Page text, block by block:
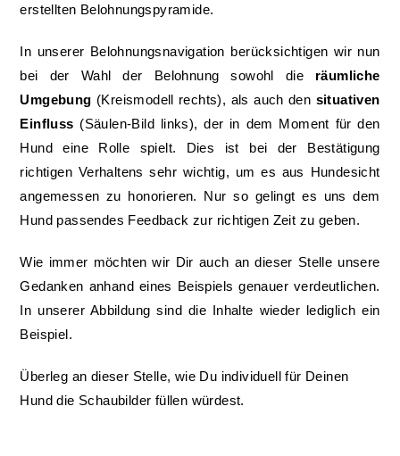
erstellten Belohnungspyramide.
In unserer Belohnungsnavigation berücksichtigen wir nun
bei der Wahl der Belohnung sowohl die räumliche
Umgebung (Kreismodell rechts), als auch den situativen
Einfluss (Säulen-Bild links), der in dem Moment für den
Hund eine Rolle spielt. Dies ist bei der Bestätigung
richtigen Verhaltens sehr wichtig, um es aus Hundesicht
angemessen zu honorieren. Nur so gelingt es uns dem
Hund passendes Feedback zur richtigen Zeit zu geben.
Wie immer möchten wir Dir auch an dieser Stelle unsere
Gedanken anhand eines Beispiels genauer verdeutlichen.
In unserer Abbildung sind die Inhalte wieder lediglich ein
Beispiel.
Überleg an dieser Stelle, wie Du individuell für Deinen
Hund die Schaubilder füllen würdest.